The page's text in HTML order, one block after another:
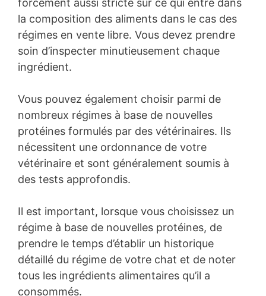
forcément aussi stricte sur ce qui entre dans
la composition des aliments dans le cas des
régimes en vente libre. Vous devez prendre
soin d’inspecter minutieusement chaque
ingrédient.
Vous pouvez également choisir parmi de
nombreux régimes à base de nouvelles
protéines formulés par des vétérinaires. Ils
nécessitent une ordonnance de votre
vétérinaire et sont généralement soumis à
des tests approfondis.
Il est important, lorsque vous choisissez un
régime à base de nouvelles protéines, de
prendre le temps d’établir un historique
détaillé du régime de votre chat et de noter
tous les ingrédients alimentaires qu’il a
consommés.